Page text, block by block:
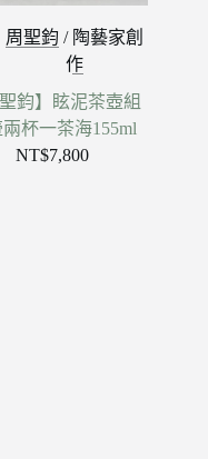
周聖鈞 / 陶藝家創
作
聖鈞】眩泥茶壺組
杯一茶海155ml
NT$7,800